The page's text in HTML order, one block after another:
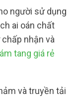
người sử dụng
ai oán chất
nhận và
tang giá rẻ
và truyền tải